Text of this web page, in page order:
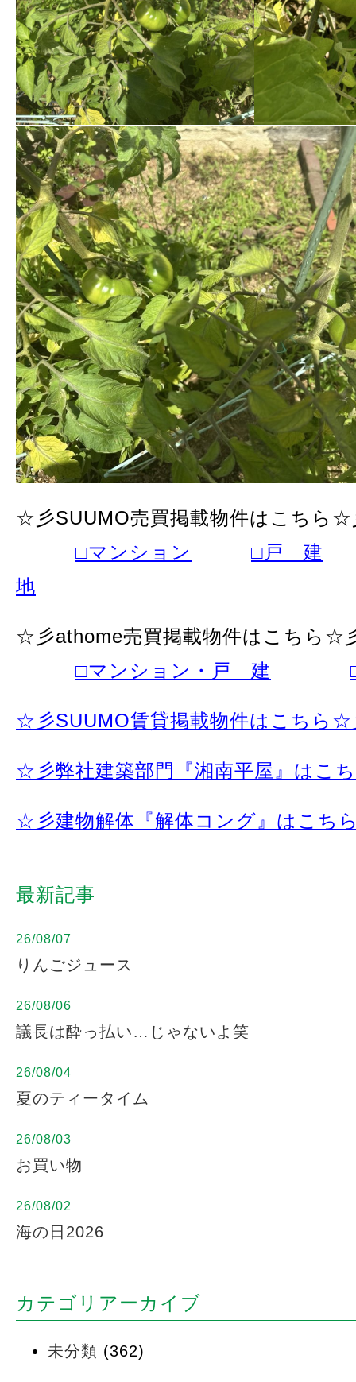
☆彡SUUMO売買掲載物件はこちら☆
□マンション
□戸 建
地
☆彡athome売買掲載物件はこちら☆
□マンション・戸 建
☆彡SUUMO賃貸掲載物件はこちら☆
☆彡弊社建築部門『湘南平屋』はこ
☆彡建物解体『解体コング』はこち
最新記事
26/08/07
りんごジュース
26/08/06
議長は酔っ払い…じゃないよ笑
26/08/04
夏のティータイム
26/08/03
お買い物
26/08/02
海の日2026
カテゴリアーカイブ
未分類 (362)